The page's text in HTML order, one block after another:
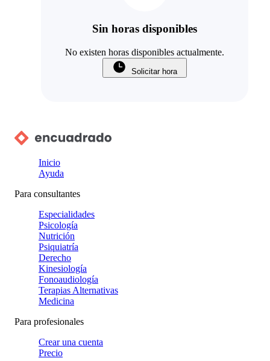
Sin horas disponibles
No existen horas disponibles actualmente.
Solicitar hora
Inicio
Ayuda
Para consultantes
Especialidades
Psicología
Nutrición
Psiquiatría
Derecho
Kinesiología
Fonoaudiología
Terapias Alternativas
Medicina
Para profesionales
Crear una cuenta
Precio